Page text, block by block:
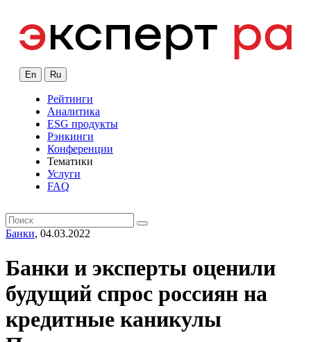
En Ru
Рейтинги
Аналитика
ESG продукты
Рэнкинги
Конференции
Тематики
Услуги
FAQ
Банки, 04.03.2022
Банки и эксперты оценили
будущий спрос россиян на
кредитные каникулы